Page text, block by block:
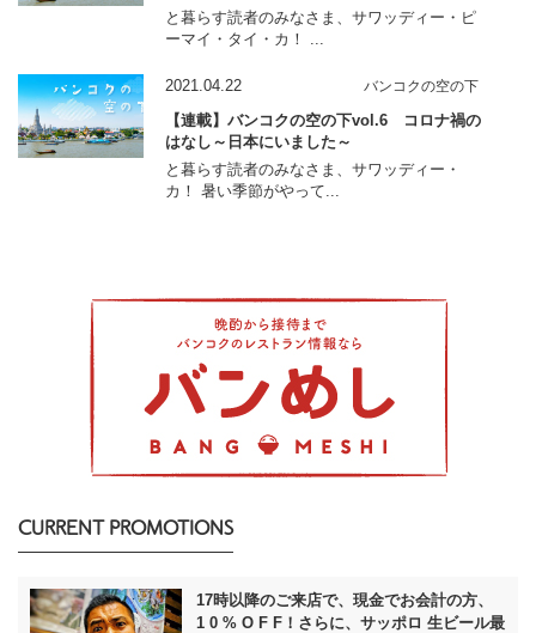
と暮らす読者のみなさま、サワッディー・ピ
ーマイ・タイ・カ！ ...
2021.04.22 バンコクの空の下
【連載】バンコクの空の下vol.6 コロナ禍の
はなし～日本にいました～
と暮らす読者のみなさま、サワッディー・
カ！ 暑い季節がやって...
CURRENT PROMOTIONS
17時以降のご来店で、現金でお会計の方、
1 0 % O F F！さらに、サッポロ 生ビール最